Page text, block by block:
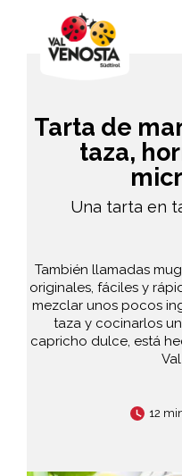
Tarta de
taza,
Una tarta en
También llamadas
originales, fáciles y
mezclar unos pocos
taza y cocinarlos
capricho dulce, está
12